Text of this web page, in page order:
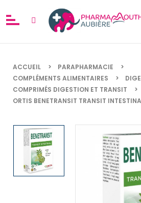
ACCUEIL
PARAPHARMACIE
COMPLÉMENTS ALIMENTAIRES
COMPRIMÉS DIGESTION ET TRANSIT
ORTIS BENETRANSIT TRANSIT